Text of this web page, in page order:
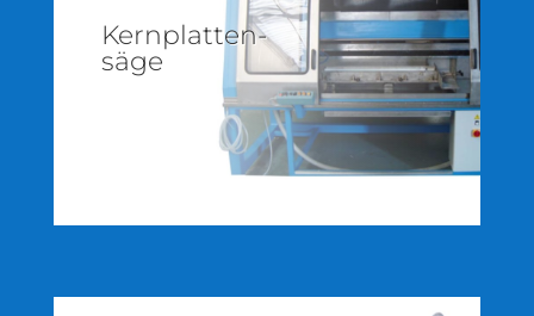
Kernplatten­
säge